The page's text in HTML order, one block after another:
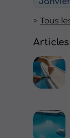
Tous